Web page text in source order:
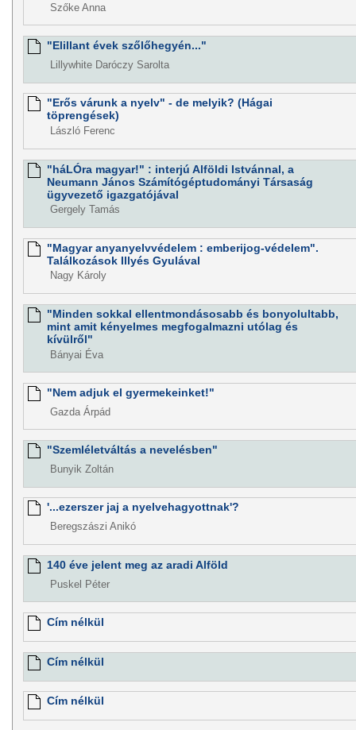
Szőke Anna
"Elillant évek szőlőhegyén..."
Lillywhite Daróczy Sarolta
"Erős várunk a nyelv" - de melyik? (Hágai
töprengések)
László Ferenc
"háLÓra magyar!" : interjú Alföldi Istvánnal, a
Neumann János Számítógéptudományi Társaság
ügyvezető igazgatójával
Gergely Tamás
"Magyar anyanyelvvédelem : emberijog-védelem".
Találkozások Illyés Gyulával
Nagy Károly
"Minden sokkal ellentmondásosabb és bonyolultabb,
mint amit kényelmes megfogalmazni utólag és
kívülről"
Bányai Éva
"Nem adjuk el gyermekeinket!"
Gazda Árpád
"Szemléletváltás a nevelésben"
Bunyik Zoltán
'...ezerszer jaj a nyelvehagyottnak'?
Beregszászi Anikó
140 éve jelent meg az aradi Alföld
Puskel Péter
Cím nélkül
Cím nélkül
Cím nélkül